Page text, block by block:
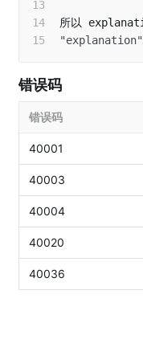
"explanation"
错误码
错误码
40001
40003
40004
40020
40036